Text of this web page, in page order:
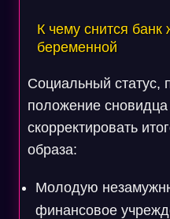
К чему снится
беременной
Социальный статус,
положение
скорректировать
образа:
Молодую
финансовое